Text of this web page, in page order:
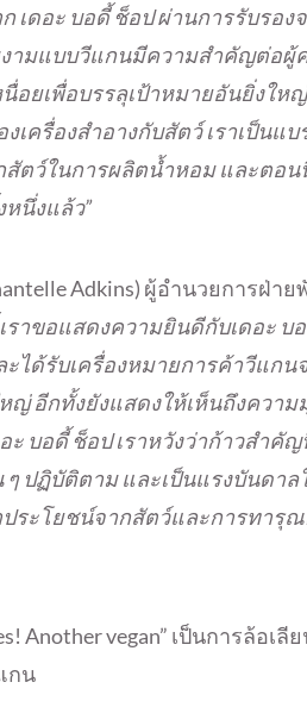
ดอะ บอดี้ ช็อป ผ่านการรับรอง
ามแบบวีแกนมีความสำคัญต่อผู้
อยเพื่อบรรลุเป้าหมายอันยิ่งให
ครื่องสำอางกับสัตว์ เราเป็นแ
ตว์ในการผลิตน้ำหอม และตอน
นึ่งแล้ว”
Adkins) ผู้อำนวยการฝ่า
ราขอแสดงความยินดีกับเดอะ บ
ด้รับเครื่องหมายการค้าวีแกน
ญ่ อีกทั้งยังแสดงให้เห็นถึงควา
บอดี้ ช็อป เราหวังว่าก้าวสำคั
ปฏิบัติตาม และเป็นแรงบันดาล
ประโยชน์จากสัตว์และการทารุ
Another vegan” เป็นการล้อเลี
กน